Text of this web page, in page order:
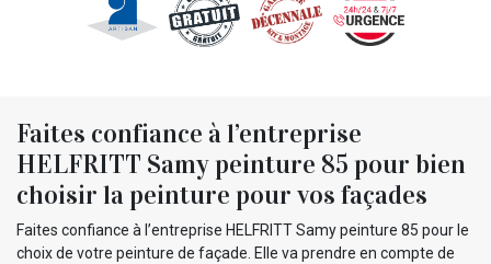
Faites confiance à l’entreprise
HELFRITT Samy peinture 85 pour bien
choisir la peinture pour vos façades
Faites confiance à l’entreprise HELFRITT Samy peinture 85 pour le
choix de votre peinture de façade. Elle va prendre en compte de